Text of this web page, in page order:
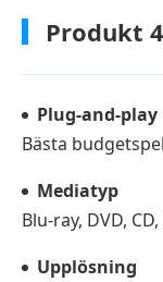
Produkt
Plug-and-play
Bästa
Mediatyp
Blu-ray, DVD,
Upplösning